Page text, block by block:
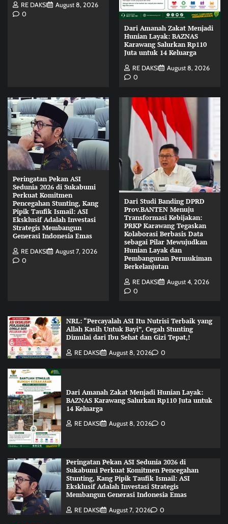
RE DAKSI
August 8, 2026
0
Dari Amanah Zakat Menjadi
Hunian Layak: BAZNAS
Karawang Salurkan Rp110
Juta untuk 14 Keluarga
RE DAKSI
August 8, 2026
0
Peringatan Pekan ASI
Sedunia 2026 di Sukabumi
Perkuat Komitmen
Pencegahan Stunting, Kang
Pipik Taufik Ismail: ASI
Eksklusif Adalah Investasi
Strategis Membangun
Generasi Indonesia Emas
RE DAKSI
August 7, 2026
0
Dari Studi Banding DPRD
Prov.BANTEN Menuju
Transformasi Kebijakan:
PRKP Karawang Tegaskan
Kolaborasi Berbasis Data
sebagai Pilar Mewujudkan
Hunian Layak dan
Pembangunan Permukiman
Berkelanjutan
RE DAKSI
August 4, 2026
0
NRL: “Percayalah ASI Itu Nutrisi Terbaik yang
Allah Kasih Untuk Bayi”, Cegah Stunting
Dimulai dari Ibu Sehat dan Gizi Tepat,!
RE DAKSI August 8, 2026 0
Dari Amanah Zakat Menjadi Hunian Layak:
BAZNAS Karawang Salurkan Rp110 Juta untuk
14 Keluarga
RE DAKSI August 8, 2026 0
Peringatan Pekan ASI Sedunia 2026 di
Sukabumi Perkuat Komitmen Pencegahan
Stunting, Kang Pipik Taufik Ismail: ASI
Eksklusif Adalah Investasi Strategis
Membangun Generasi Indonesia Emas
RE DAKSI August 7, 2026 0